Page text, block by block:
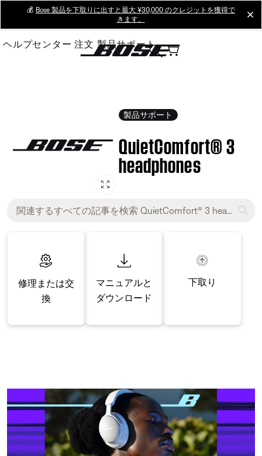
Main
💰 Bose 製品を下取りに出すと最大 ¥30,000 のクレジットを獲得で
きます。
ヘルプセンター 注文 製品サポート
製品サポート
QuietComfort® 3
headphones
修理または交
換
マニュアルと
ダウンロード
下取り